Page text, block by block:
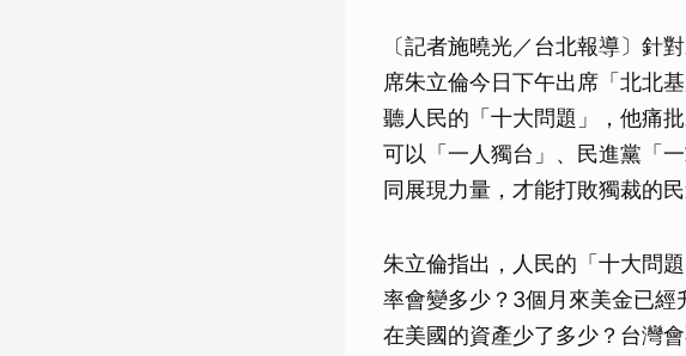
〔記者施曉光／台北報導〕針
席朱立倫今日下午出席「北北
聽人民的「十大問題」，他痛
可以「一人獨台」、民進黨「
同展現力量，才能打敗獨裁的民
朱立倫指出，人民的「十大問
率會變多少？3個月來美金已
在美國的資產少了多少？台灣